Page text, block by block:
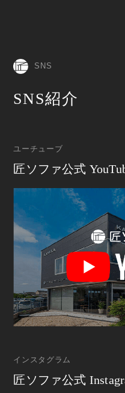
SNS
SNS紹介
ユーチューブ
匠ソファ公式
インスタグラム
匠ソファ公式